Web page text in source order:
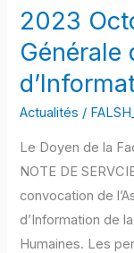
2023
Générale
Actualités /
Le Doyen de la
NOTE DE
convocation de
d’Information de
Humaines. Les
d’Accueil
d’Information
FLSH